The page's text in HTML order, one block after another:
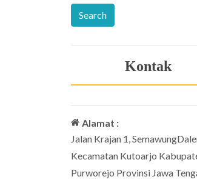
Kontak
Alamat :
Jalan Krajan 1,
Kecamatan Kutoarjo
Purworejo Provinsi Jawa